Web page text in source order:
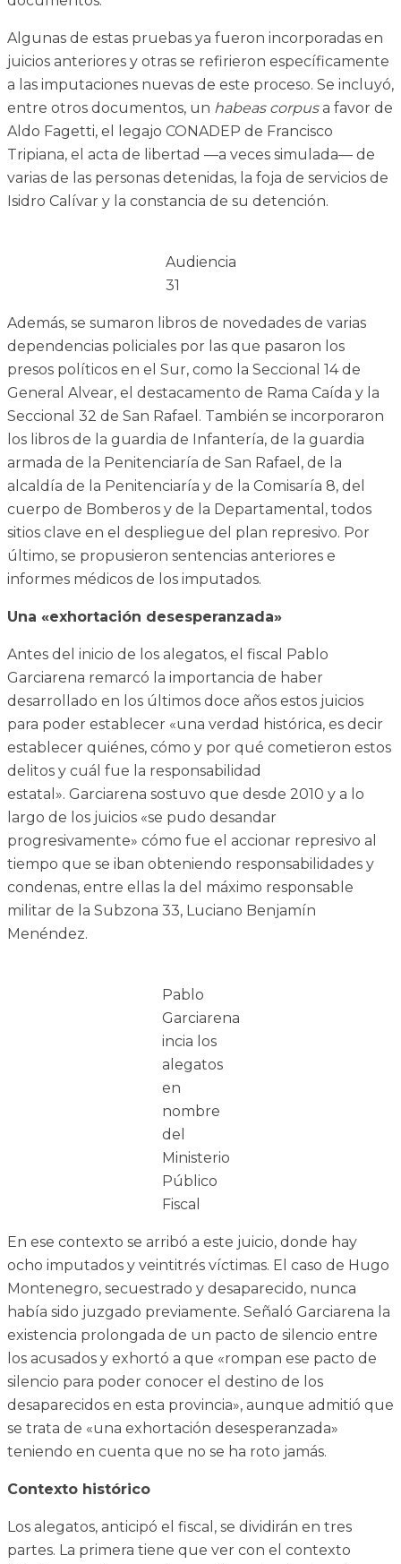
Algunas de estas pruebas ya fueron incorporadas en
juicios anteriores y otras se refirieron específicamente
a las imputaciones nuevas de este proceso. Se incluyó,
entre otros documentos, un habeas corpusa favor de
Aldo Fagetti, el legajo CONADEP de Francisco
Tripiana, el acta de libertad —a veces simulada— de
varias de las personas detenidas, la foja de servicios de
Isidro Calívar y la constancia de su detención.
Audiencia
31
Además, se sumaron libros de novedades de varias
dependencias policiales por las que pasaron los
presos políticos en el Sur, como la Seccional 14 de
General Alvear, el destacamento de Rama Caída y la
Seccional 32 de San Rafael. También se incorporaron
los libros de la guardia de Infantería, de la guardia
armada de la Penitenciaría de San Rafael, de la
alcaldía de la Penitenciaría y de la Comisaría 8, del
cuerpo de Bomberos y de la Departamental, todos
sitios clave en el despliegue del plan represivo. Por
último, se propusieron sentencias anteriores e
informes médicos de los imputados.
Una «exhortación desesperanzada»
Antes del inicio de los alegatos, el fiscal Pablo
Garciarena remarcó la importancia de haber
desarrollado en los últimos doce años estos juicios
para poder establecer «una verdad histórica, es decir
establecer quiénes, cómo y por qué cometieron estos
delitos y cuál fue la responsabilidad
estatal». Garciarena sostuvo que desde 2010 y a lo
largo de los juicios «se pudo desandar
progresivamente» cómo fue el accionar represivo al
tiempo que se iban obteniendo responsabilidades y
condenas, entre ellas la del máximo responsable
militar de la Subzona 33, Luciano Benjamín
Menéndez.
Pablo
Garciarena
incia los
alegatos
en
nombre
del
Ministerio
Público
Fiscal
En ese contexto se arribó a este juicio, donde hay
ocho imputados y veintitrés víctimas. El caso de Hugo
Montenegro, secuestrado y desaparecido, nunca
había sido juzgado previamente. Señaló Garciarena la
existencia prolongada de un pacto de silencio entre
los acusados y exhortó a que «rompan ese pacto de
silencio para poder conocer el destino de los
desaparecidos en esta provincia», aunque admitió que
se trata de «una exhortación desesperanzada»
teniendo en cuenta que no se ha roto jamás.
Contexto histórico
Los alegatos, anticipó el fiscal, se dividirán en tres
partes. La primera tiene que ver con el contexto